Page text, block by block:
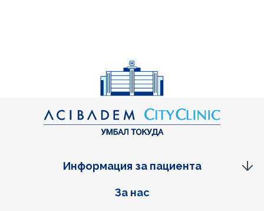
Фуутер навигация
За нас
Информация за пациента